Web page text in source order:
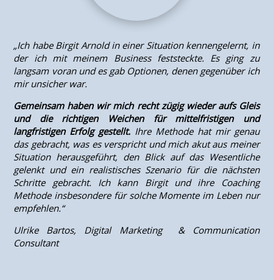
„Ich habe Birgit Arnold in einer Situation kennengelernt, in
der ich mit meinem Business feststeckte. Es ging zu
langsam voran und es gab Optionen, denen gegenüber ich
mir unsicher war.
Gemeinsam haben wir mich recht zügig wieder aufs Gleis
und die richtigen Weichen für mittelfristigen und
langfristigen Erfolg gestellt. Ihre Methode hat mir genau
das gebracht, was es verspricht und mich akut aus meiner
Situation herausgeführt, den Blick auf das Wesentliche
gelenkt und ein realistisches Szenario für die nächsten
Schritte gebracht. Ich kann Birgit und ihre Coaching
Methode insbesondere für solche Momente im Leben nur
empfehlen.“
Ulrike Bartos, Digital Marketing & Communication
Consultant